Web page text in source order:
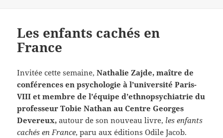
Les enfants cachés en
France
Invitée cette semaine,Nathalie Zajde, maître de
conférences en psychologie à l’université Paris-
VIII et membre de l’équipe d’ethnopsychiatrie du
professeur Tobie Nathan au Centre Georges
Devereux, autour de son nouveau livre, les enfants
cachés en France, paru aux éditions Odile Jacob.